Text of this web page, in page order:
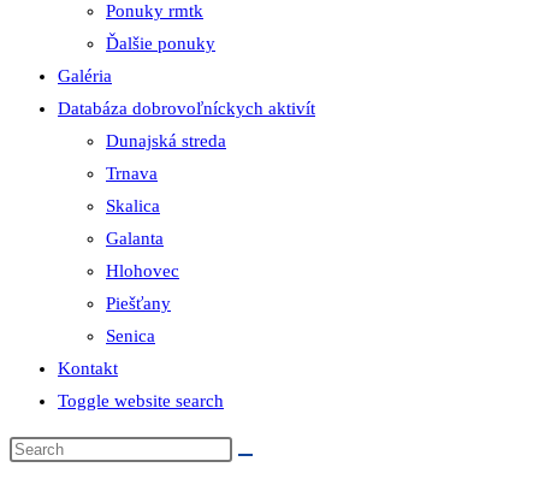
Ponuky rmtk
Ďalšie ponuky
Galéria
Databáza dobrovoľníckych aktivít
Dunajská streda
Trnava
Skalica
Galanta
Hlohovec
Piešťany
Senica
Kontakt
Toggle website search